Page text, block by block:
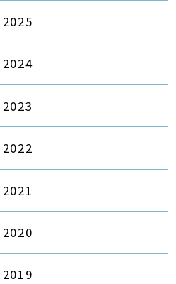
2025
2024
2023
2022
2021
2020
2019